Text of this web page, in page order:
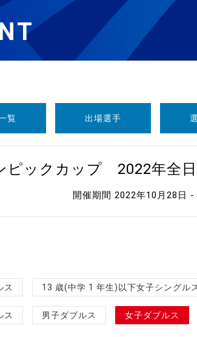
覧 出場選手
ピックカップ 2022年全日
開催期間 2022年10月28日 -
ス 13 歳(中学 1 年生)以下女子シングル
ス 男子ダブルス 女子ダブルス